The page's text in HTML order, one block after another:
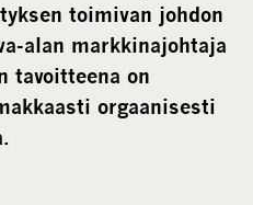
toimivan johdon
alan markkinajohtaja
tavoitteena on
orgaanisesti